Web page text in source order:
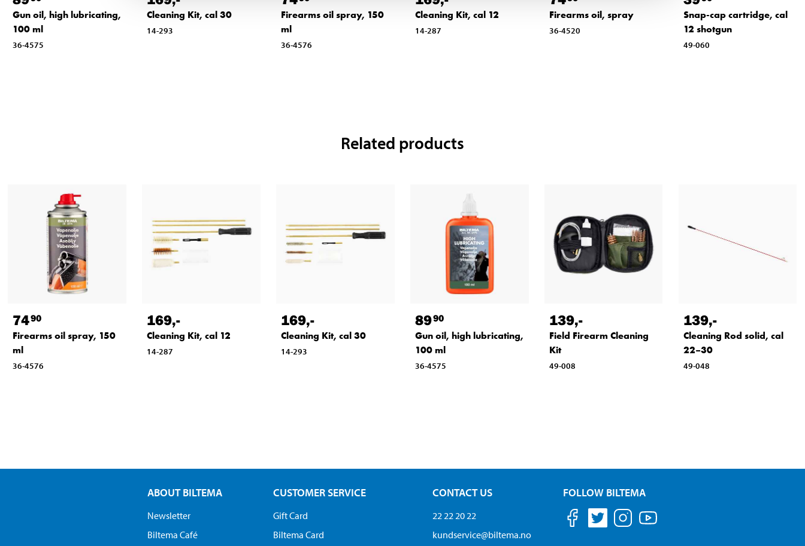
Gun oil, high lubricating,
100 ml
36-4575
Cleaning Kit, cal 30
14-293
Firearms oil spray, 150
ml
36-4576
Cleaning Kit, cal 12
14-287
Firearms oil, spray
36-4520
Snap-cap cartridge, cal
12 shotgun
49-060
Related products
7490
Firearms oil spray, 150
ml
36-4576
169,-
Cleaning Kit, cal 12
14-287
169,-
Cleaning Kit, cal 30
14-293
8990
Gun oil, high lubricating,
100 ml
36-4575
139,-
Field Firearm Cleaning
Kit
49-008
139,-
Cleaning Rod solid, cal
22–30
49-048
ABOUT BILTEMA
Newsletter
Biltema Café
CUSTOMER SERVICE
Gift Card
Biltema Card
CONTACT US
22 22 20 22
kundservice@biltema.no
FOLLOW BILTEMA